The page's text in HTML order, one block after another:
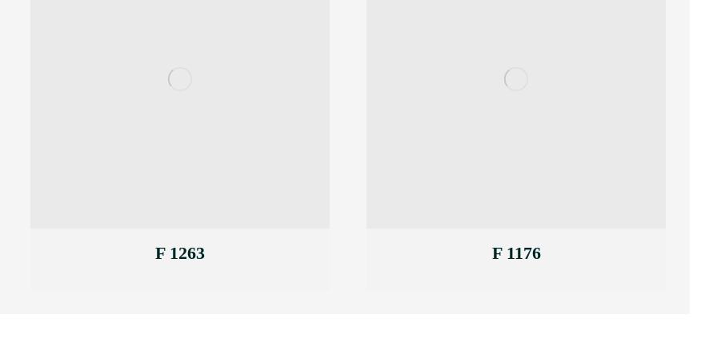
F 1176
F 1263